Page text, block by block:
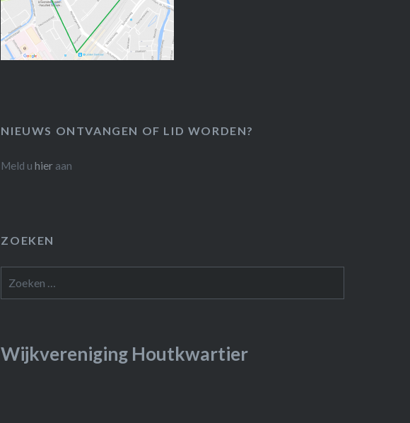
NIEUWS ONTVANGEN OF LID WORDEN?
Meld uhier aan
ZOEKEN
naar:
Wijkvereniging Houtkwartier